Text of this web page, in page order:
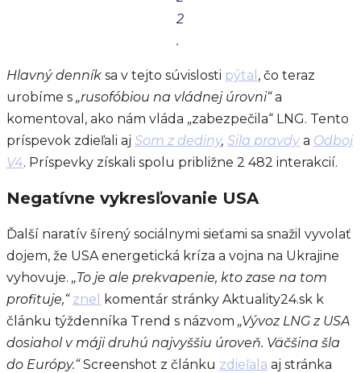
2
.
Hlavný denník sa v tejto súvislosti pýtal , čo teraz
urobíme s „rusofóbiou na vládnej úrovni“ a
komentoval, ako nám vláda „zabezpečila“ LNG. Tento
príspevok zdieľali aj Som z dediny, Sila pravdy a Odboj
V4. Príspevky získali spolu približne 2 482 interakcií.
Negatívne vykresľovanie USA
Ďalší naratív šírený sociálnymi sieťami sa snažil vyvolať
dojem, že USA energetická kríza a vojna na Ukrajine
vyhovuje. „To je ale prekvapenie, kto zase na tom
profituje,“ znel
komentár stránky Aktuality24.sk k
článku týždenníka Trend s názvom „Vývoz LNG z USA
dosiahol v máji druhú najvyššiu úroveň. Väčšina šla
do Európy.“Screenshot z článku zdieľala aj stránka